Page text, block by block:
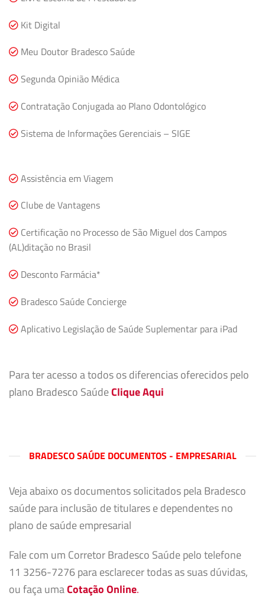
Kit Digital
Meu Doutor Bradesco Saúde
Segunda Opinião Médica
Contratação Conjugada ao Plano Odontológico
Sistema de Informações Gerenciais – SIGE
Assistência em Viagem
Clube de Vantagens
Certificação no Processo de São Miguel dos Campos
(AL)ditação no Brasil
Desconto Farmácia*
Bradesco Saúde Concierge
Aplicativo Legislação de Saúde Suplementar para iPad
Para ter acesso a todos os diferencias oferecidos pelo
plano Bradesco SaúdeClique Aqui
BRADESCO SAÚDE DOCUMENTOS - EMPRESARIAL
Veja abaixo os documentos solicitados pela Bradesco
saúde para inclusão de titulares e dependentes no
plano de saúde empresarial
Fale com um Corretor Bradesco Saúde pelo telefone
11 3256-7276 para esclarecer todas as suas dúvidas,
ou faça umaCotação Online.